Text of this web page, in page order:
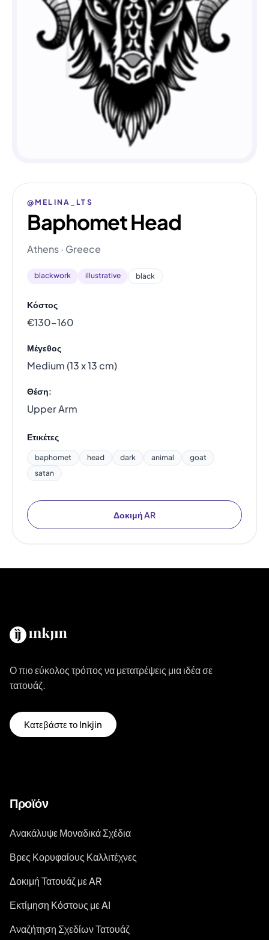
@MELINA_LTS
Baphomet Head
Athens · Greece
blackwork illustrative black
Κόστος
€130–160
Μέγεθος
Medium (13 x 13 cm)
Θέση:
Upper Arm
Ετικέτες
baphomet head dark animal
goat
satan
Δοκιμή AR
Ο πιο εύκολος τρόπος να μετατρέψεις μια ιδέα σε
τατουάζ.
Κατεβάστε το Inkjin
Προϊόν
Ανακάλυψε Μοναδικά Σχέδια
Βρες Κορυφαίους Καλλιτέχνες
Δοκιμή Τατουάζ με AR
Εκτίμηση Κόστους με AI
Αναζήτηση Σχεδίων Τατουάζ